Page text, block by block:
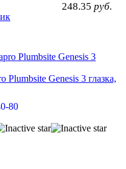
248.35 руб.
Genesis 3 глазка,
80